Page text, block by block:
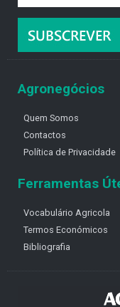
Agronegócios
Quem Somos
Contactos
Política de Privacidade
Ferramentas
Vocabulário Agricola
Termos Económicos
Bibliografia